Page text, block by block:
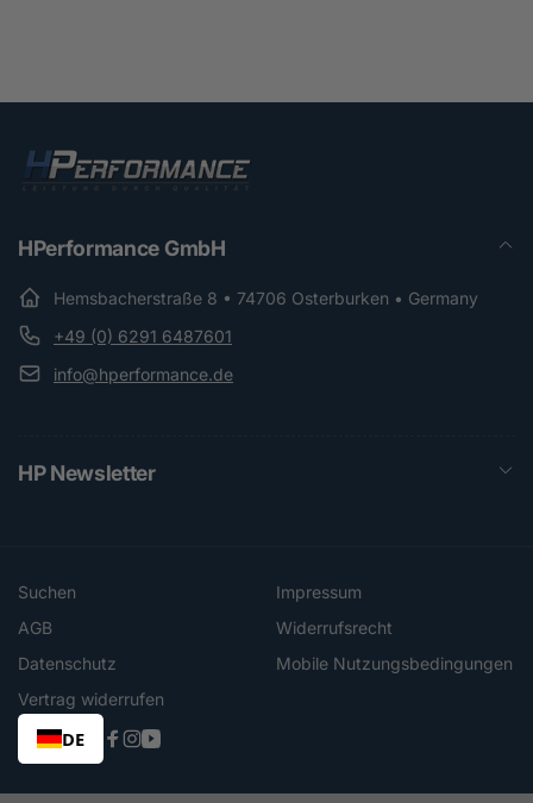
HPerformance GmbH
Hemsbacherstraße 8 • 74706 Osterburken • Germany
+49 (0) 6291 6487601
info@hperformance.de
HP Newsletter
Suchen
Impressum
AGB
Widerrufsrecht
Datenschutz
Mobile Nutzungsbedingungen
Vertrag widerrufen
DE
Facebook
Instagram
YouTube